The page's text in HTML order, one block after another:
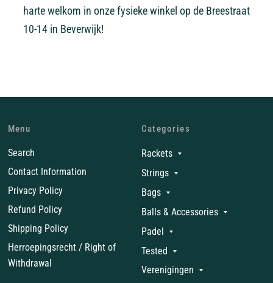
harte welkom in onze fysieke winkel op de Breestraat
10-14 in Beverwijk!
Menu
Search
Contact Information
Privacy Policy
Refund Policy
Shipping Policy
Herroepingsrecht / Right of
Withdrawal
Categories
Rackets
Strings
Bags
Balls & Accessories
Padel
Tested
Verenigingen